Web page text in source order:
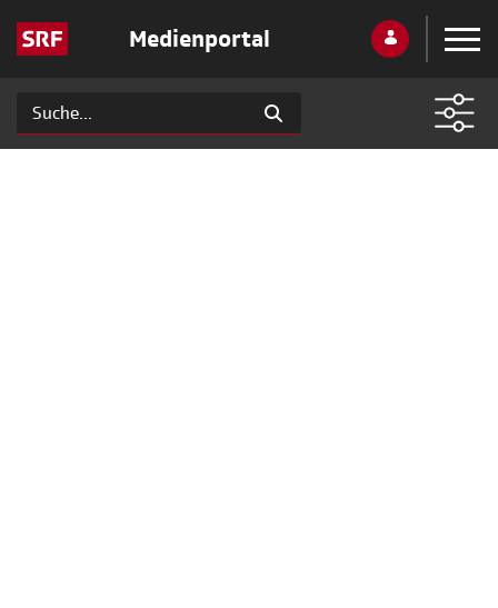
Medienportal